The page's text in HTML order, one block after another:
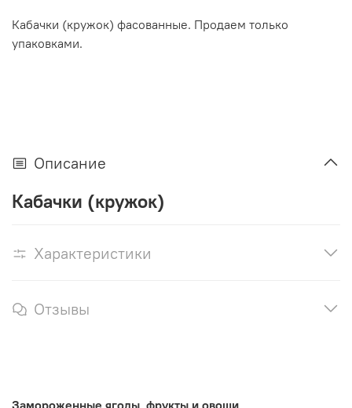
Кабачки (кружок) фасованные. Продаем только
упаковками.
Описание
Кабачки (кружок)
Характеристики
Отзывы
Замороженные ягоды, фрукты и овощи